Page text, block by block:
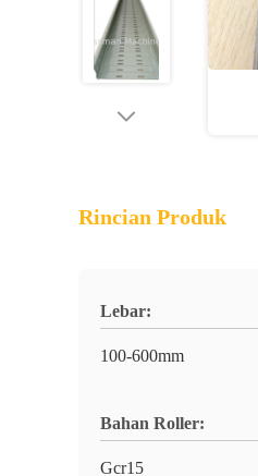
Rincian Produk
Lebar:
100-600mm
Bahan Roller:
Gcr15